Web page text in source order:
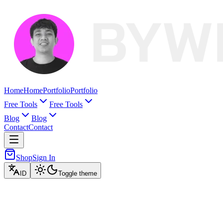
HomeHomePortfolioPortfolio
Free Tools
Free Tools
Blog
Blog
ContactContact
ShopSign In
ID Toggle theme